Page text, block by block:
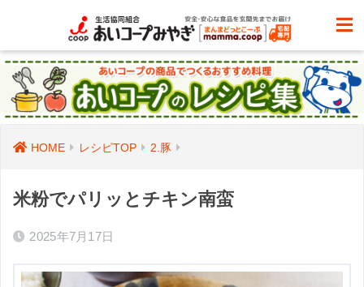
HOME レシピTOP 2.豚
米粉でパリッとチキン南蛮
2025年7月17日